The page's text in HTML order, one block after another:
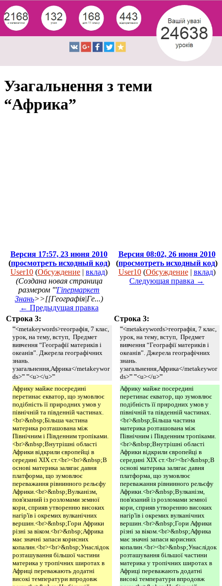
Узагальнення з теми
“Африка”
Версия 17:57, 23 июня 2010
(просмотреть исходный код)
User10 (Обсуждение | вклад)
(Создана новая страница
размером '''Гіпермаркет
Знань>>[[Географія|Ге...)
← Предыдущая правка
Версия 08:02, 26 июня 2010
(просмотреть исходный код)
User10 (Обсуждение| вклад)
Следующая правка →
Строка 3: Строка 3:
'''<metakeywords>географія, 7 клас,
урок, на тему, вступ, Предмет
вивчення “Географії материків і
океанів”. Джерела географічних
знань.
узагальнення,Африка</metakeywor
ds>''' '''<u></u>'''
'''<metakeywords>географія, 7 клас,
урок, на тему, вступ, Предмет
вивчення “Географії материків і
океанів”. Джерела географічних
знань.
узагальнення,Африка</metakeywor
ds>''' '''<u></u>'''
Африку майже посередині
перетинає екватор, що зумовлює
подібність її природних умов у
північній та південній частинах.
<br>&nbsp;Більша частина
материка розташована між
Північним і Південним тропіками.
<br>&nbsp;Внутрішні області
Африки відкрили європейці в
середині XIX ст.<br><br>&nbsp;В
основі материка залягає давня
платформа, що зумовлює
переважання рівнинного рельєфу
Африки.<br>&nbsp;Вулканізм,
пов'язаний із розломами земної
кори, сприяв утворенню високих
нагір'їв і окремих вулканічних
вершин.<br>&nbsp;Гори Африки
різні за віком.<br>&nbsp;Африка
має значні запаси корисних
копалин.<br><br>&nbsp;Унаслідок
розташування більшої частини
материка у тропічних широтах в
Африці переважають додатні
високі температури впродовж
Африку майже посередині
перетинає екватор, що зумовлює
подібність її природних умов у
північній та південній частинах.
<br>&nbsp;Більша частина
материка розташована між
Північним і Південним тропіками.
<br>&nbsp;Внутрішні області
Африки відкрили європейці в
середині XIX ст.<br><br>&nbsp;В
основі материка залягає давня
платформа, що зумовлює
переважання рівнинного рельєфу
Африки.<br>&nbsp;Вулканізм,
пов'язаний із розломами земної
кори, сприяв утворенню високих
нагір'їв і окремих вулканічних
вершин.<br>&nbsp;Гори Африки
різні за віком.<br>&nbsp;Африка
має значні запаси корисних
копалин.<br><br>&nbsp;Унаслідок
розташування більшої частини
материка у тропічних широтах в
Африці переважають додатні
високі температури впродовж